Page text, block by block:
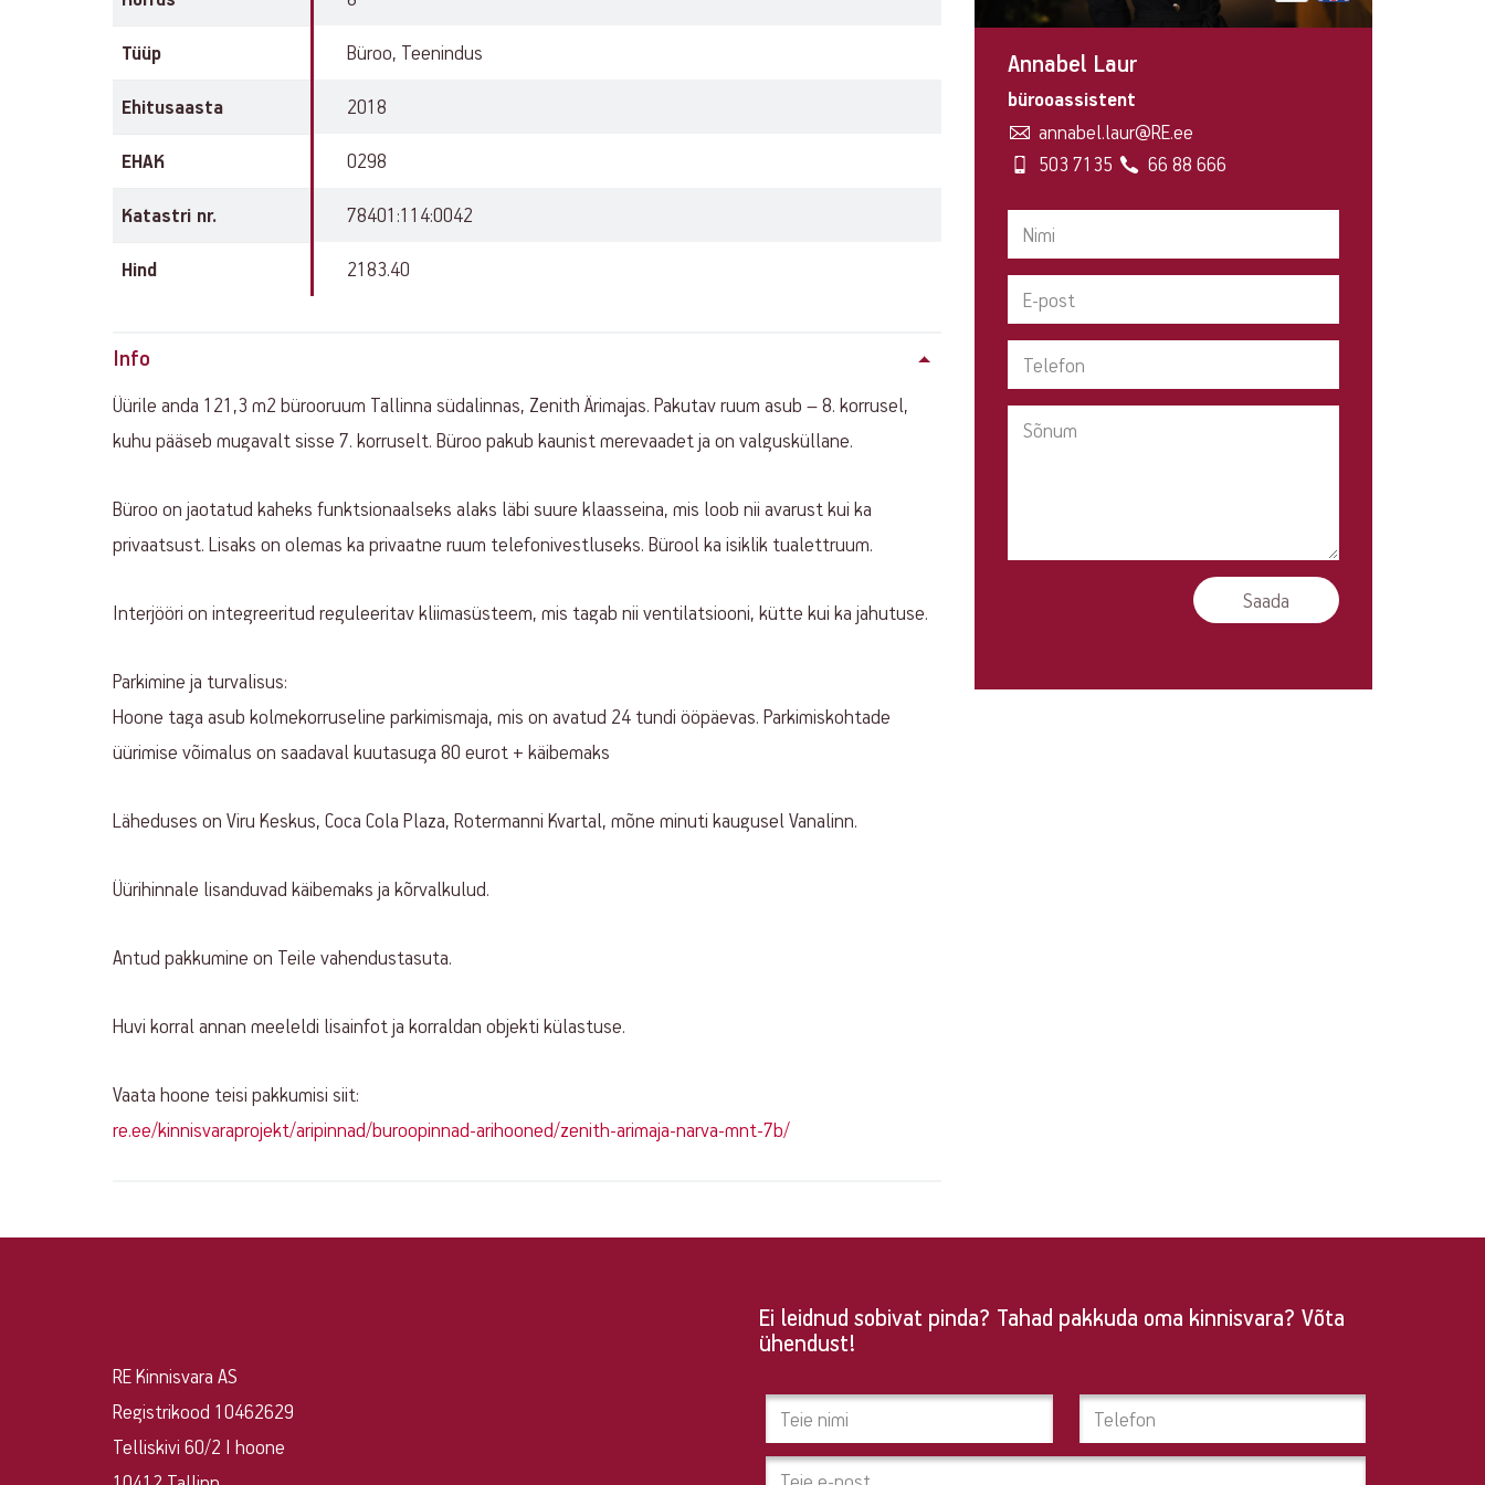
Tüüp Büroo, Teenindus
Ehitusaasta 2018
EHAK 0298
Katastri nr. 78401:114:0042
Hind 2183.40
Info
Üürile anda 121,3 m2 bürooruum Tallinna südalinnas, Zenith Ärimajas. Pakutav ruum asub – 8. korrusel,
kuhu pääseb mugavalt sisse 7. korruselt. Büroo pakub kaunist merevaadet ja on valgusküllane.
Büroo on jaotatud kaheks funktsionaalseks alaks läbi suure klaasseina, mis loob nii avarust kui ka
privaatsust. Lisaks on olemas ka privaatne ruum telefonivestluseks. Bürool ka isiklik tualettruum.
Interjööri on integreeritud reguleeritav kliimasüsteem, mis tagab nii ventilatsiooni, kütte kui ka jahutuse.
Parkimine ja turvalisus:
Hoone taga asub kolmekorruseline parkimismaja, mis on avatud 24 tundi ööpäevas. Parkimiskohtade
üürimise võimalus on saadaval kuutasuga 80 eurot + käibemaks
Läheduses on Viru Keskus, Coca Cola Plaza, Rotermanni Kvartal, mõne minuti kaugusel Vanalinn.
Üürihinnale lisanduvad käibemaks ja kõrvalkulud.
Antud pakkumine on Teile vahendustasuta.
Huvi korral annan meeleldi lisainfot ja korraldan objekti külastuse.
Vaata hoone teisi pakkumisi siit:
re.ee/kinnisvaraprojekt/aripinnad/buroopinnad-arihooned/zenith-arimaja-narva-mnt-7b/
Annabel Laur
bürooassistent
annabel.laur@RE.ee
503 7135
66 88 666
leidnud
sobivat
RE Kinnisvara AS
Registrikood 10462629
Telliskivi 60/2 I hoone
Ei leidnud sobivat pinda? Tahad pakkuda oma kinnisvara? Võta
ühendust!